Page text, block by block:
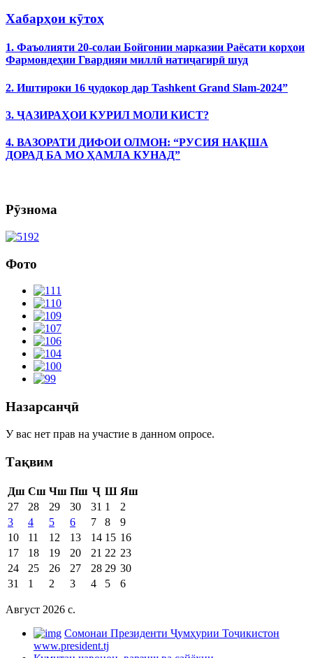
Хабарҳои кӯтоҳ
1. Фаъолияти 20-солаи Бойгонии марказии Раёсати корҳои
Фармондеҳии Гвардияи миллӣ натиҷагирӣ шуд
2. Иштироки 16 ҷудокор дар Tashkent Grand Slam-2024”
3. ҶАЗИРАҲОИ КУРИЛ МОЛИ КИСТ?
4. ВАЗОРАТИ ДИФОИ ОЛМОН: “РУСИЯ НАҚША
ДОРАД БА МО ҲАМЛА КУНАД”
Рӯзнома
Фото
Назарсанҷӣ
У вас нет прав на участие в данном опросе.
Тақвим
Дш Сш Чш Пш Ҷ Ш Яш
27
28 29 30 31 1
2
3
4 5 6 7 8
9
10
11 12 13 14 15 16
17
18 19 20 21 22 23
24
25 26 27 28 29 30
31
1 2 3 4 5 6
Август 2026 c.
Cомонаи Президенти Ҷумҳурии Тоҷикистон
www.president.tj